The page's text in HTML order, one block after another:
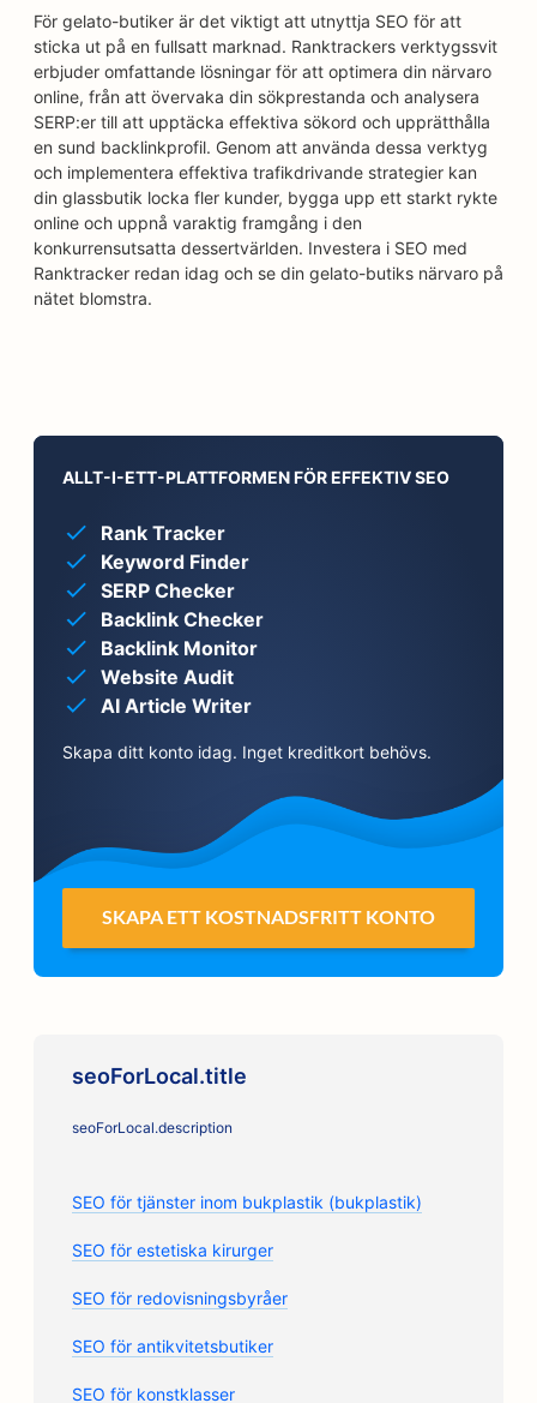
För gelato-butiker är det viktigt att utnyttja SEO för att
sticka ut på en fullsatt marknad. Ranktrackers verktygssvit
erbjuder omfattande lösningar för att optimera din närvaro
online, från att övervaka din sökprestanda och analysera
SERP:er till att upptäcka effektiva sökord och upprätthålla
en sund backlinkprofil. Genom att använda dessa verktyg
och implementera effektiva trafikdrivande strategier kan
din glassbutik locka fler kunder, bygga upp ett starkt rykte
online och uppnå varaktig framgång i den
konkurrensutsatta dessertvärlden. Investera i SEO med
Ranktracker redan idag och se din gelato-butiks närvaro på
nätet blomstra.
ALLT-I-ETT-PLATTFORMEN FÖR EFFEKTIV SEO
Rank Tracker
Keyword Finder
SERP Checker
Backlink Checker
Backlink Monitor
Website Audit
AI Article Writer
Skapa ditt konto idag. Inget kreditkort behövs.
SKAPA ETT KOSTNADSFRITT KONTO
seoForLocal.title
seoForLocal.description
SEO för tjänster inom bukplastik (bukplastik)
SEO för estetiska kirurger
SEO för redovisningsbyråer
SEO för antikvitetsbutiker
SEO för konstklasser